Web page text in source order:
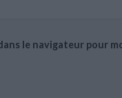
le navigateur pour